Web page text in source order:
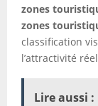
zones
zones
classification
l’attractivité
Lire aussi :